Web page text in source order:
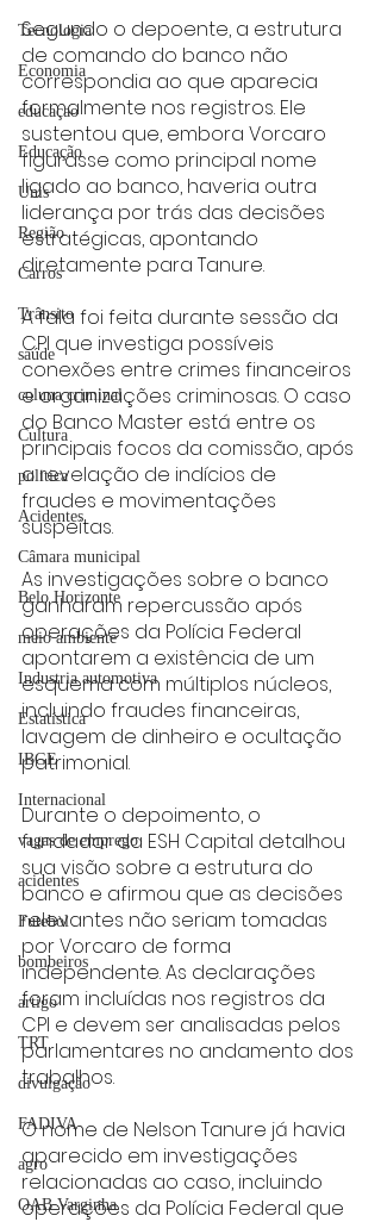
Tecnologia
Economia
educaçao
Educação
Unis
Região
Carros
Trânsito
saúde
coluna criminal
Cultura
politica
Acidentes
Câmara municipal
Belo Horizonte
meio ambiente
Industria automotiva
Estatística
IBGE
Internacional
vagas de emprego
acidentes
Futebol
bombeiros
artigo
TRT
divulgação
FADIVA
agro
OAB Varginha
Segundo o depoente, a estrutura
de comando do banco não
correspondia ao que aparecia
formalmente nos registros. Ele
sustentou que, embora Vorcaro
figurasse como principal nome
ligado ao banco, haveria outra
liderança por trás das decisões
estratégicas, apontando
diretamente para Tanure.
A fala foi feita durante sessão da
CPI que investiga possíveis
conexões entre crimes financeiros
e organizações criminosas. O caso
do Banco Master está entre os
principais focos da comissão, após
a revelação de indícios de
fraudes e movimentações
suspeitas.
As investigações sobre o banco
ganharam repercussão após
operações da Polícia Federal
apontarem a existência de um
esquema com múltiplos núcleos,
incluindo fraudes financeiras,
lavagem de dinheiro e ocultação
patrimonial.
Durante o depoimento, o
fundador da ESH Capital detalhou
sua visão sobre a estrutura do
banco e afirmou que as decisões
relevantes não seriam tomadas
por Vorcaro de forma
independente. As declarações
foram incluídas nos registros da
CPI e devem ser analisadas pelos
parlamentares no andamento dos
trabalhos.
O nome de Nelson Tanure já havia
aparecido em investigações
relacionadas ao caso, incluindo
operações da Polícia Federal que